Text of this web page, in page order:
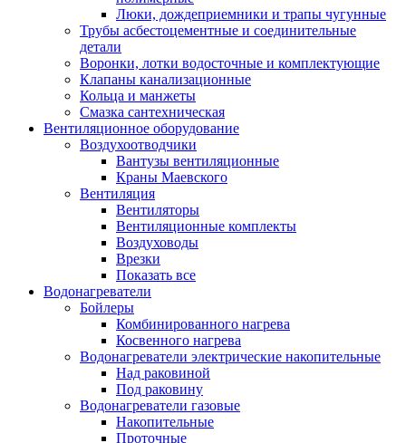
Люки, дождеприемники и трапы чугунные
Трубы асбестоцементные и соединительные
детали
Воронки, лотки водосточные и комплектующие
Клапаны канализационные
Кольца и манжеты
Смазка сантехническая
Вентиляционное оборудование
Воздухоотводчики
Вантузы вентиляционные
Краны Маевского
Вентиляция
Вентиляторы
Вентиляционные комплекты
Воздуховоды
Врезки
Показать все
Водонагреватели
Бойлеры
Комбинированного нагрева
Косвенного нагрева
Водонагреватели электрические накопительные
Над раковиной
Под раковину
Водонагреватели газовые
Накопительные
Проточные